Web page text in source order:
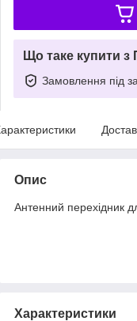
Що таке купити з
Замовлення під
Опис
Антенний перехідник
Характеристики